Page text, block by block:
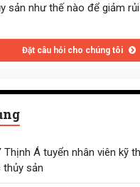
sản như thế nào để giảm
Đặt câu hỏi cho chúng tôi
Thịnh Á tuyển nhân viên kỹ
sản